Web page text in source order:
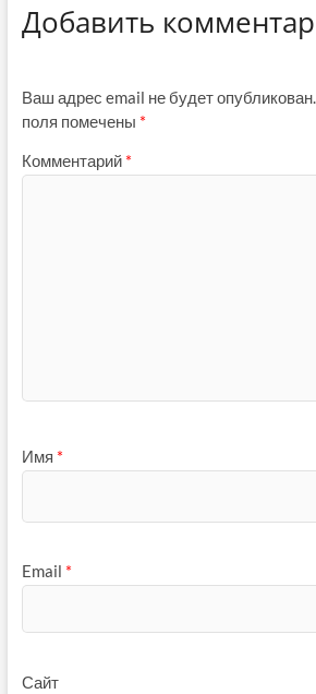
Добавить
Ваш адрес email не будет опубликован.
поля помечены *
Комментарий *
Имя *
Email *
Сайт